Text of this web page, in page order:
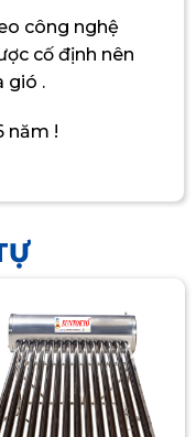
công nghệ
cố định nên
gió .
năm !